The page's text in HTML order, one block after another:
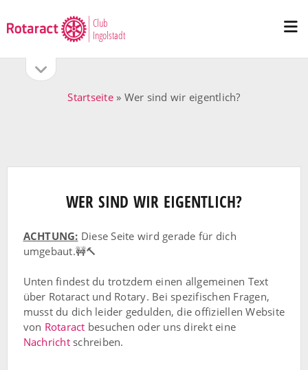
Club
Ingolstadt
SEITENLEISTE
öffnen
Startseite» Wer sind wir eigentlich?
WER SIND WIR EIGENTLICH?
ACHTUNG: Diese Seite wird gerade für dich
umgebaut.🚧🔨
Unten findest du trotzdem einen allgemeinen Text
über Rotaract und Rotary. Bei spezifischen Fragen,
musst du dich leider gedulden, die offiziellen Website
von Rotaract besuchen oder uns direkt eine
Nachrichtschreiben.